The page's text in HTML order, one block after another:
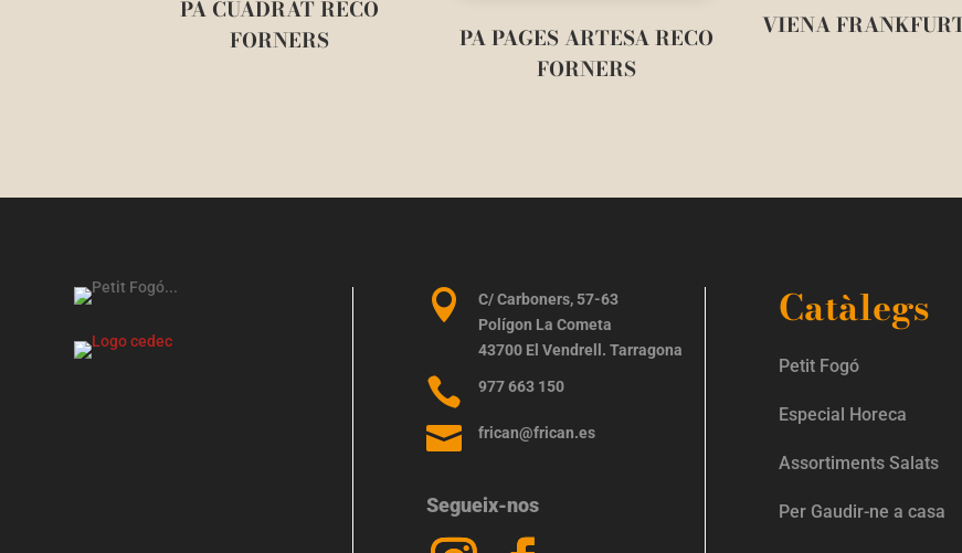
PA CUADRAT RECO
FORNERS
PA PAGES ARTESA RECO
FORNERS
VIENA

C/ Carboners, 57-63
Polígon La Cometa
43700 El Vendrell. Tarragona
 977 663 150
 frican@frican.es
Segueix-nos
Catàlegs
Petit Fogó
Especial Horeca
Assortiments Salats
Per Gaudir-ne a casa